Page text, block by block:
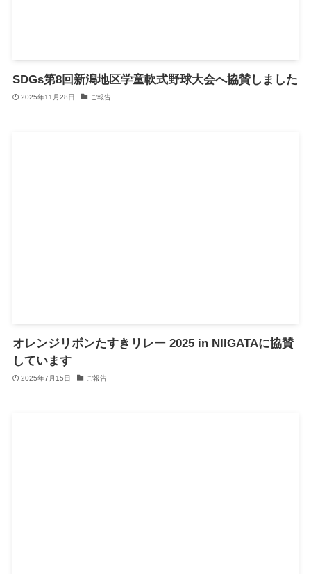
SDGs第8回新潟地区学童軟式野球大会へ協賛しました
2025年11月28日 ご報告
オレンジリボンたすきリレー 2025 in NIIGATAに協賛
しています
2025年7月15日 ご報告